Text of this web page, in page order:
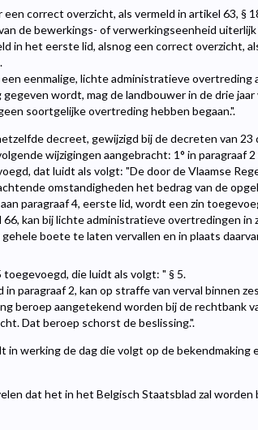
correct overzicht, als vermeld in artikel 63, §
de bewerkings- of verwerkingseenheid
in het eerste lid, alsnog een correct overzicht,
eenmalige, lichte administratieve overtreding
wordt, mag de landbouwer in de drie
soortgelijke overtreding hebben begaan.".
decreet, gewijzigd bij de decreten van 23
wijzigingen aangebracht: 1° in
dat luidt als volgt: "De door de Vlaamse
omstandigheden het bedrag van de
paragraaf 4, eerste lid, wordt een zin
kan bij lichte administratieve overtredingen in
gehele boete te laten vervallen en in plaats
die luidt als volgt: " § 5.
in paragraaf 2, kan op straffe van verval binnen
beroep aangetekend worden bij de rechtbank
Dat beroep schorst de beslissing.".
werking de dag die volgt op de bekendmaking
dat het in het Belgisch Staatsblad zal worden